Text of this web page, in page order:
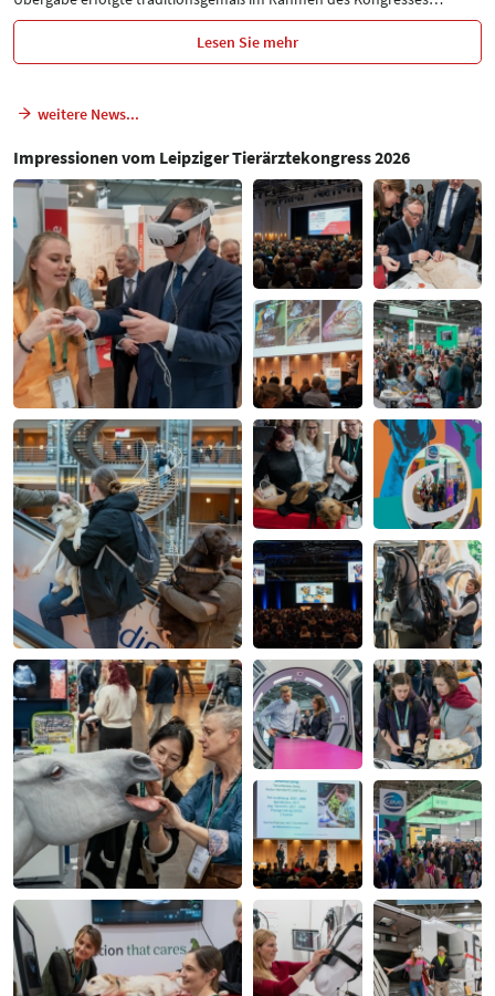
Lesen Sie mehr
weitere News...
Impressionen vom Leipziger Tierärztekongress 2026